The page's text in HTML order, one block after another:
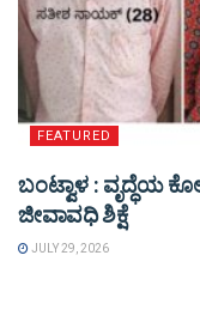
FEATURED
ಬಂಟ್ವಾಳ : ವೃದ್ಧೆಯ
ಜೀವಾವಧಿ ಶಿಕ್ಷೆ
JULY 29, 2026